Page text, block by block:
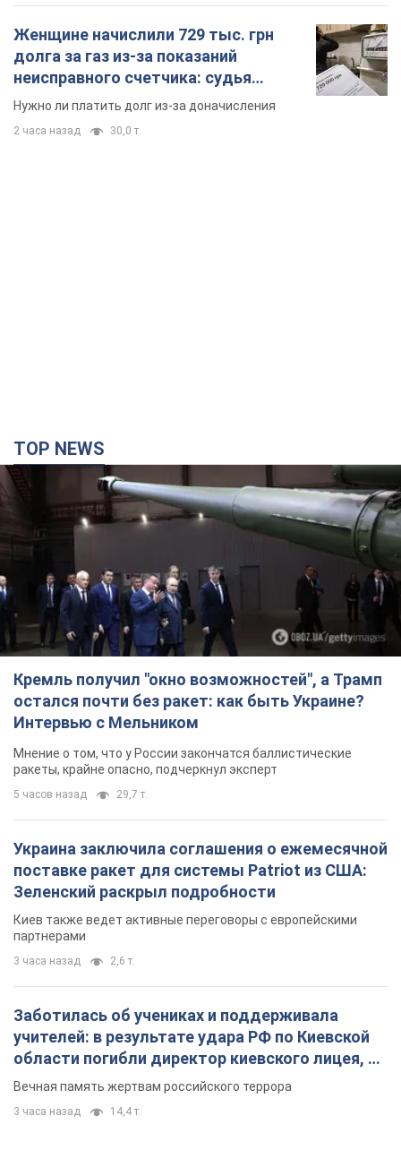
Женщине начислили 729 тыс. грн
долга за газ из-за показаний
неисправного счетчика: судья
вынес неожиданное решение
Нужно ли платить долг из-за доначисления
2 часа назад 30,0 т.
TOP NEWS
Кремль получил "окно возможностей", а Трамп
остался почти без ракет: как быть Украине?
Интервью с Мельником
Мнение о том, что у России закончатся баллистические
ракеты, крайне опасно, подчеркнул эксперт
5 часов назад 29,7 т.
Украина заключила соглашения о ежемесячной
поставке ракет для системы Patriot из США:
Зеленский раскрыл подробности
Киев также ведет активные переговоры с европейскими
партнерами
3 часа назад 2,6 т.
Заботилась об учениках и поддерживала
учителей: в результате удара РФ по Киевской
области погибли директор киевского лицея, её
муж и внук
Вечная память жертвам российского террора
3 часа назад 14,4 т.